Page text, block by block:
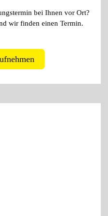
bei Ihnen vor Ort?
wir finden einen Termin.